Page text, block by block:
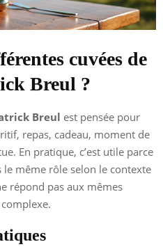
cuvées de
Breul ?
Breul est pensée pour
repas, cadeau, moment de
En pratique, c’est utile parce
le même rôle selon le contexte
répond pas aux mêmes